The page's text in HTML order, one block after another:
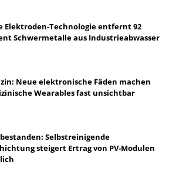
Elektroden-Technologie entfernt 92
Schwermetalle aus Industrieabwasser
Neue elektronische Fäden machen
Wearables fast unsichtbar
Selbstreinigende
steigert Ertrag von PV-Modulen